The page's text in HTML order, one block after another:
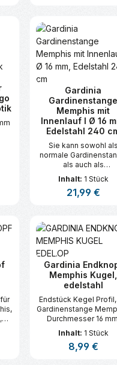
Wert
Gib den
Produkt
Wert
Gib den
Gardinia
Gardinenstange
Memphis mit
Innenlauf I Ø 16
Edelstahl 240
Sie kann sowohl als
normale
als auch als
Gardinenstange mit
Innenlauf verwendet
werden.
Inhalt: 1 Stück
Regulärer Preis:
21,99 €
Produkt
Gardinia
Memphis Kugel,
edelstahl
Endstück Kegel
Gardinenstange
Durchmesser 16
Metall, edelstahl-
Inhalt: 1 Stück
Regulärer
8,99 €